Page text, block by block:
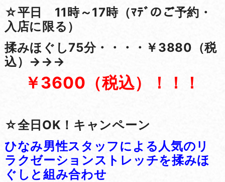
☆平日 11時～17時（ﾏﾃﾞのご予約・
入店に限る）
揉みほぐし75分・・・・￥3880（税
込）→→→
￥3600（税込）！！！
☆全日OK！キャンペーン
ひなみ男性スタッフによる人気のリ
ラクゼーションストレッチを揉みほ
ぐしと組み合わせ